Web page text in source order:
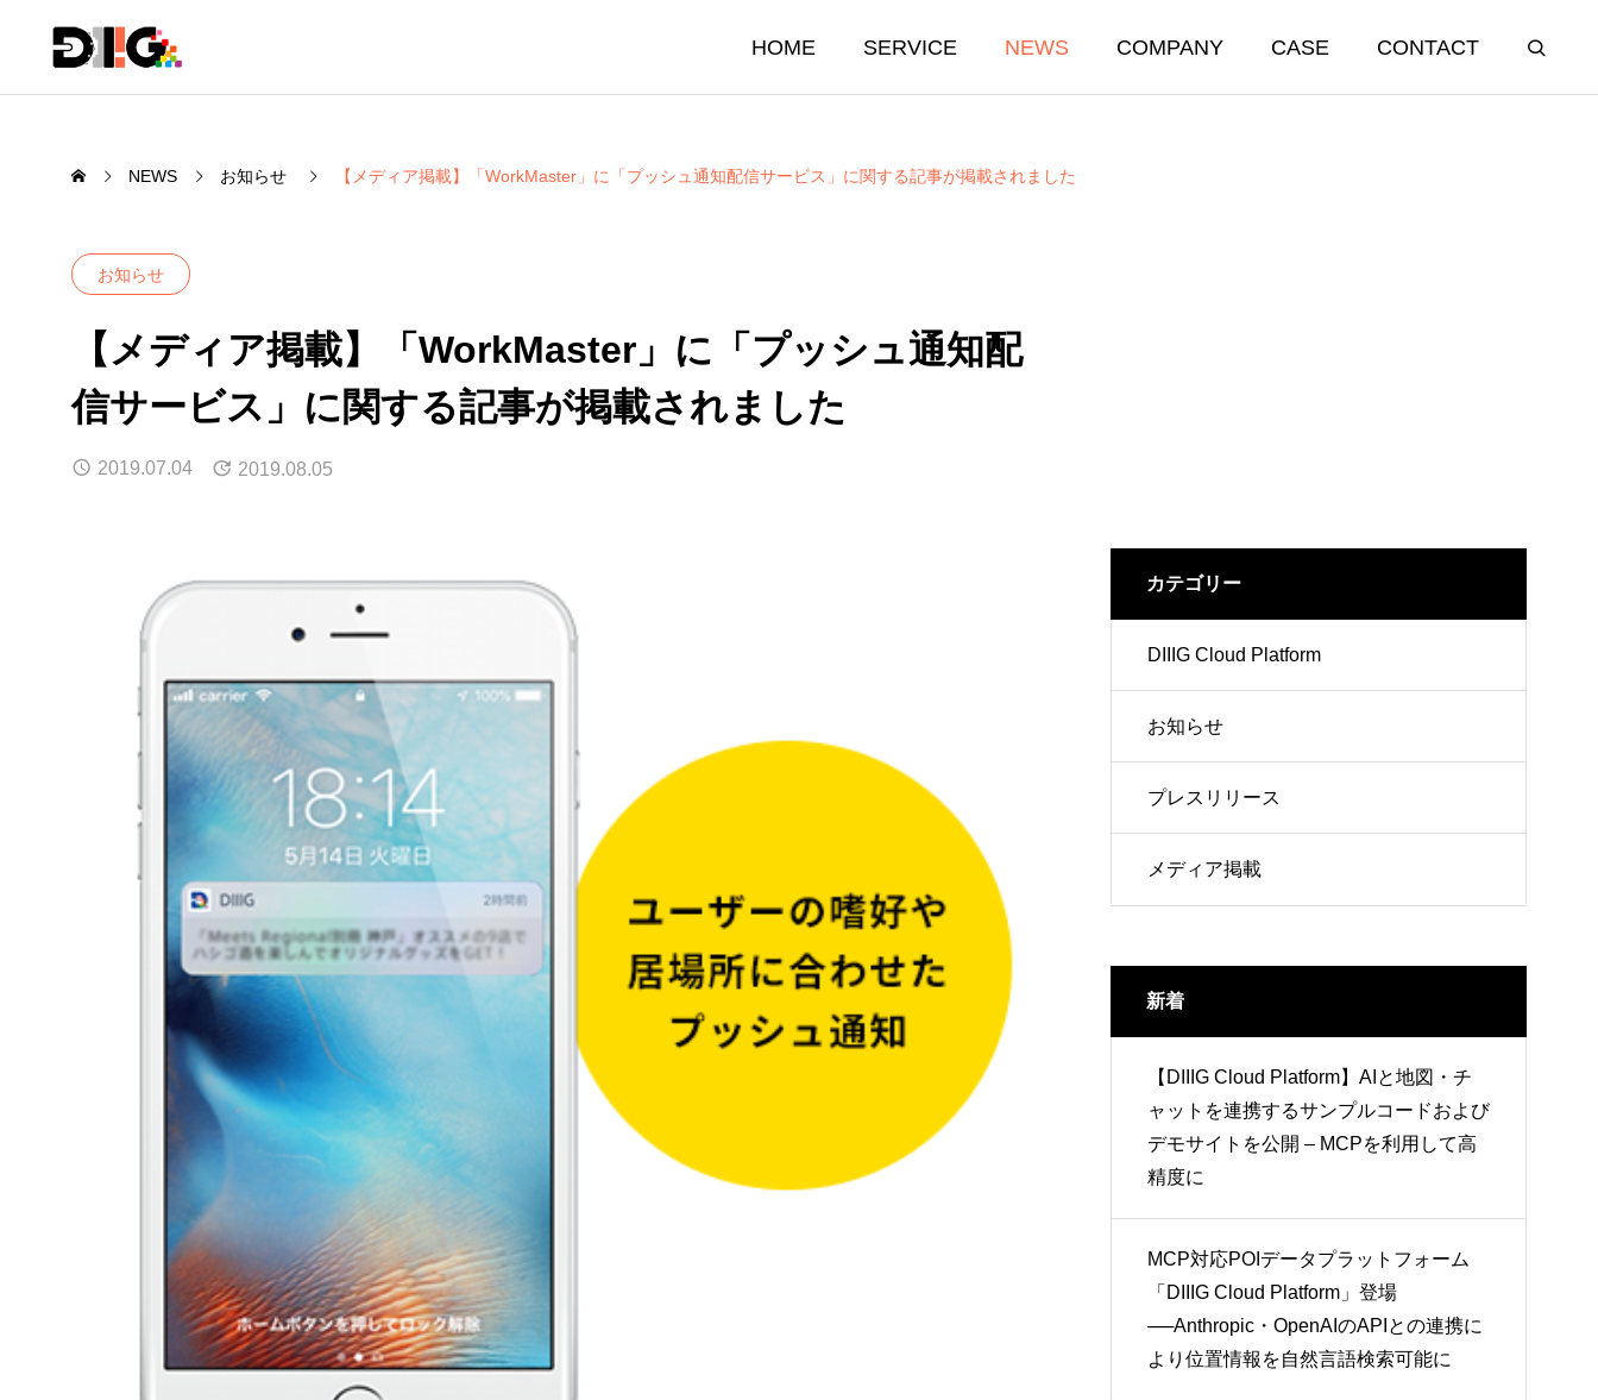
HOME SERVICE NEWS COMPANY CASE CONTACT
NEWS お知らせ 【メディア掲載】「WorkMaster」に「プッシュ通知配信サービス」に関する記事が掲載されました
お知らせ
【メディア掲載】「WorkMaster」に「プッシュ通知配
信サービス」に関する記事が掲載されました
2019.07.04 2019.08.05
カテゴリー
DIIIG Cloud Platform
お知らせ
プレスリリース
メディア掲載
新着
【DIIIG Cloud Platform】AIと地図・チ
ャットを連携するサンプルコードおよび
デモサイトを公開 – MCPを利用して高
精度に
MCP対応POIデータプラットフォーム
「DIIIG Cloud Platform」登場
──Anthropic・OpenAIのAPIとの連携に
より位置情報を自然言語検索可能に